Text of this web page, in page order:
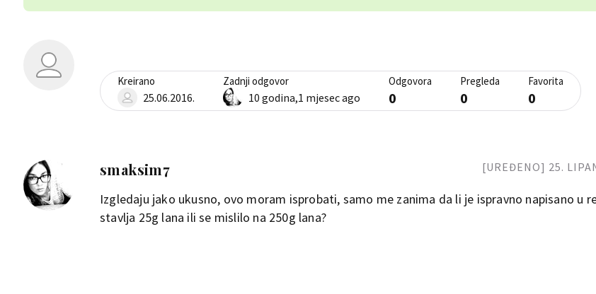
Kreirano
25.06.2016.
Zadnji odgovor
10 godina,1 mjesec ago
Odgovora
0
Pregleda
0
Favorita
0
smaksim7 [UREĐENO] 25.
Izgledaju jako ukusno, ovo moram isprobati, samo me zanima da li je ispravno napisano u
stavlja 25g lana ili se mislilo na 250g lana?